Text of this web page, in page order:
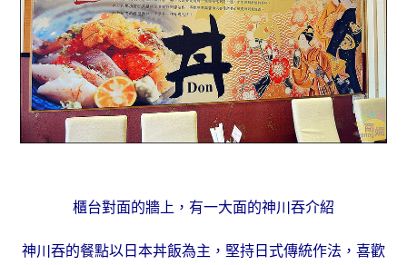
櫃台對面的牆上，有一大面的神川吞介紹
神川吞的餐點以日本丼飯為主，堅持日式傳統作法，喜歡